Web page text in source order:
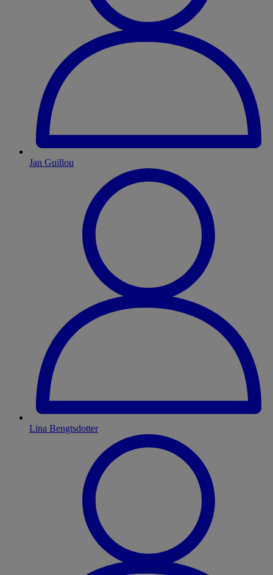
Jan Guillou
Lina Bengtsdotter